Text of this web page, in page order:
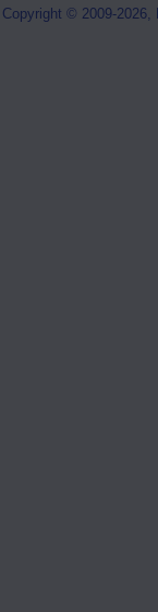
Copyright © 2009-2026,